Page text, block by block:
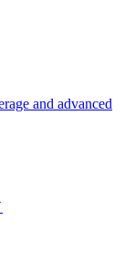
and advanced